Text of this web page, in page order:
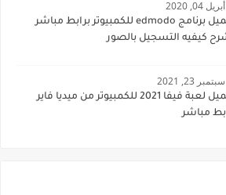
أبريل 04, 2020
تحميل برنامج edmodo للكمبيوتر برابط مباشر
كيفيه التسجيل بالصور
سبتمبر 23, 2021
تحميل لعبة فيفا 2021 للكمبيوتر من ميديا فاير
مباشر